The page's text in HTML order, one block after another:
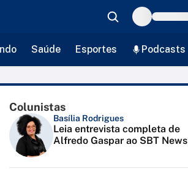
Saúde Esportes Podcasts
Colunistas
Basília Rodrigues
Leia entrevista completa de
Alfredo Gaspar ao SBT News